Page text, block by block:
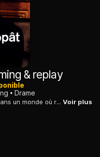
& replay
Drame
Trois jeunes adultes, déboussolés dans un monde où règnent l'argent et l'envie, deviennent des tortionnaires et des meurtriers sans en avoir bien conscience. Voir plus